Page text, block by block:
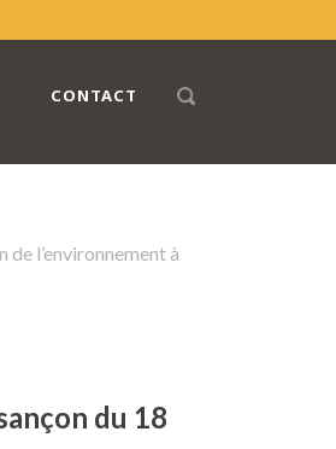
CONTACT
l’environnement à
du 18